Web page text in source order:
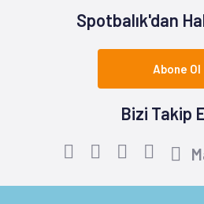
Spotbalık'dan
Abone Ol
Bizi Takip